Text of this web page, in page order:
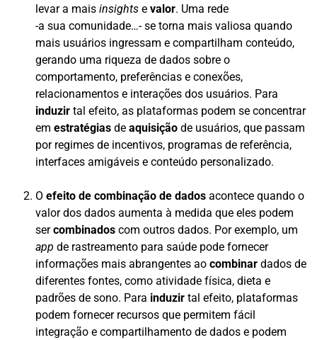
levar a mais insights e valor. Uma rede
-a sua comunidade…- se torna mais valiosa quando
mais usuários ingressam e compartilham conteúdo,
gerando uma riqueza de dados sobre o
comportamento, preferências e conexões,
relacionamentos e interações dos usuários. Para
induzir tal efeito, as plataformas podem se concentrar
em estratégias de aquisição de usuários, que passam
por regimes de incentivos, programas de referência,
interfaces amigáveis e conteúdo personalizado.
O efeito de combinação de dados acontece quando o
valor dos dados aumenta à medida que eles podem
sercombinados com outros dados. Por exemplo, um
app de rastreamento para saúde pode fornecer
informações mais abrangentes ao combinar dados de
diferentes fontes, como atividade física, dieta e
padrões de sono. Para induzir tal efeito, plataformas
podem fornecer recursos que permitem fácil
integração e compartilhamento de dados e podem